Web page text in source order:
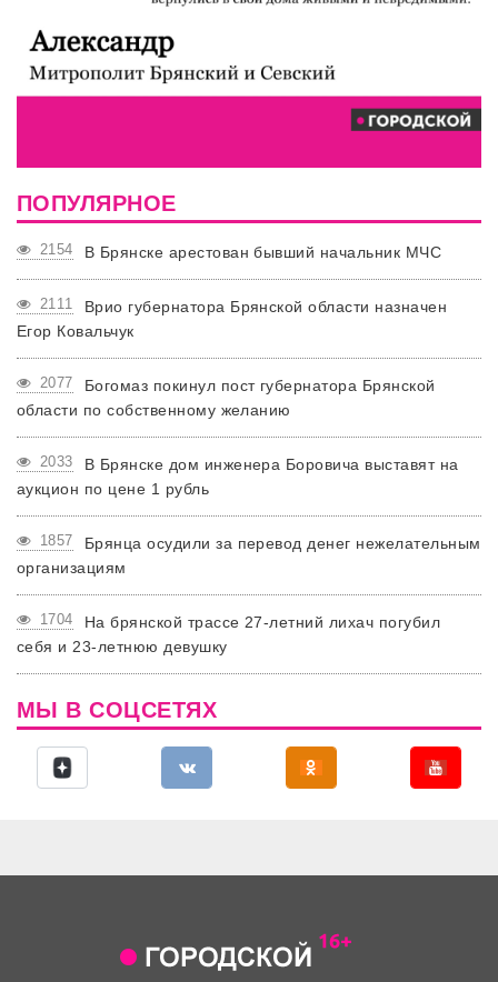
ПОПУЛЯРНОЕ
2154 В Брянске арестован бывший начальник МЧС
2111
Врио губернатора Брянской области назначен
Егор Ковальчук
2077
Богомаз покинул пост губернатора Брянской
области по собственному желанию
2033
В Брянске дом инженера Боровича выставят на
аукцион по цене 1 рубль
1857
Брянца осудили за перевод денег нежелательным
организациям
1704
На брянской трассе 27-летний лихач погубил
себя и 23-летнюю девушку
МЫ В СОЦСЕТЯХ